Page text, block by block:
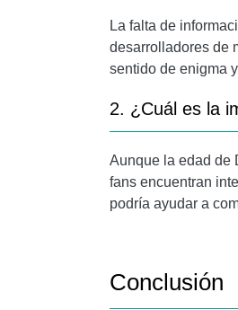
La falta de
desarrolladores de
sentido de enigma
2. ¿Cuál es la
Aunque la edad de
fans encuentran
podría ayudar a
Conclusión